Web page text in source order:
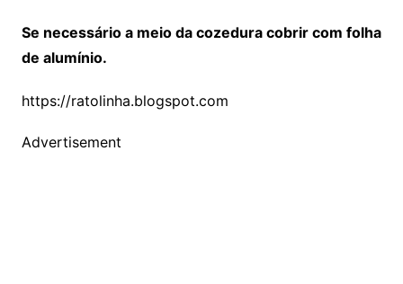
Se necessário a meio da cozedura cobrir com folha
de alumínio.
https://ratolinha.blogspot.com
Advertisement